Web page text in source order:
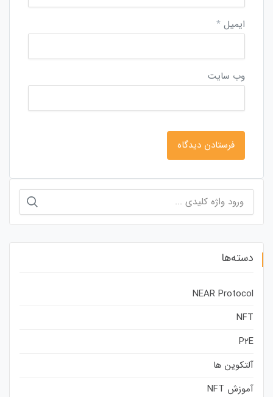
ایمیل *
وب‌ سایت
برای:
دسته‌ها
NEAR Protocol
NFT
P2E
آلتکوین ها
آموزش NFT